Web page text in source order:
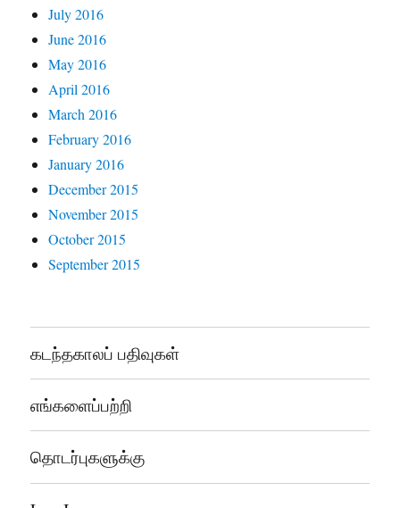
July 2016
June 2016
May 2016
April 2016
March 2016
February 2016
January 2016
December 2015
November 2015
October 2015
September 2015
கடந்தகாலப் பதிவுகள்
எங்களைப்பற்றி
தொடர்புகளுக்கு